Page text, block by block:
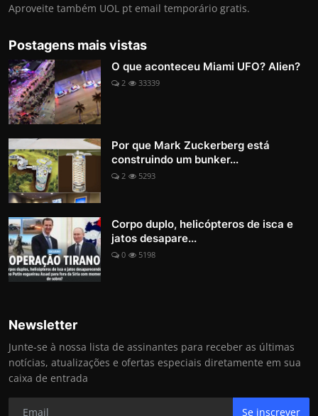
Aproveite também UOL pt email temporário gratis.
Postagens mais vistas
O que aconteceu Miami UFO? Alien?
2 33339
Por que Mark Zuckerberg está
construindo um bunker...
2 5293
Corpo duplo, helicópteros de isca e
jatos desapare...
0 5198
Newsletter
Junte-se à nossa lista de assinantes para receber as últimas
notícias, atualizações e ofertas especiais diretamente em sua
caixa de entrada
Se inscrever